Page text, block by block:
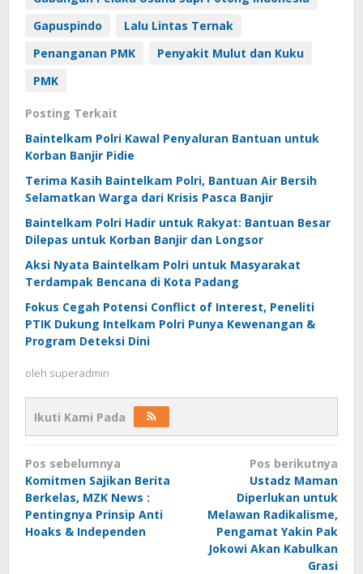
Gapuspindo
Lalu Lintas Ternak
Penanganan PMK
Penyakit Mulut dan Kuku
PMK
Posting Terkait
Baintelkam Polri Kawal Penyaluran Bantuan untuk
Korban Banjir Pidie
Terima Kasih Baintelkam Polri, Bantuan Air Bersih
Selamatkan Warga dari Krisis Pasca Banjir
Baintelkam Polri Hadir untuk Rakyat: Bantuan Besar
Dilepas untuk Korban Banjir dan Longsor
Aksi Nyata Baintelkam Polri untuk Masyarakat
Terdampak Bencana di Kota Padang
Fokus Cegah Potensi Conflict of Interest, Peneliti
PTIK Dukung Intelkam Polri Punya Kewenangan &
Program Deteksi Dini
oleh superadmin
Ikuti Kami Pada
Navigasi
pos
Pos sebelumnya
Komitmen Sajikan Berita
Berkelas, MZK News :
Pentingnya Prinsip Anti
Hoaks & Independen
Pos berikutnya
Ustadz Maman
Diperlukan untuk
Melawan Radikalisme,
Pengamat Yakin Pak
Jokowi Akan Kabulkan
Grasi